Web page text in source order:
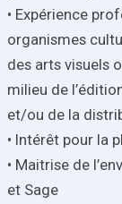
• Expérience
organismes
des arts visuels
milieu de
et/ou de la
• Intérêt pour la
• Maitrise de
et Sage